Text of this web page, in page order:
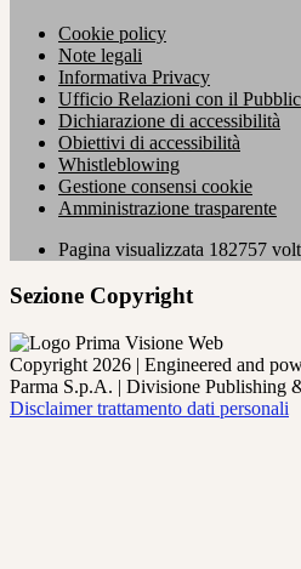
Cookie policy
Note legali
Informativa Privacy
Ufficio Relazioni con il
Dichiarazione di accessibilità
Obiettivi di accessibilità
Whistleblowing
Gestione consensi cookie
Amministrazione trasparente
Pagina visualizzata 182757
Sezione Copyright
Copyright 2026 | Engineered and
Parma S.p.A. | Divisione Publishing
Disclaimer trattamento dati personali